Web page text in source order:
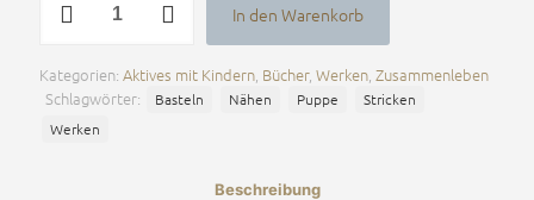
Puppenbuch
In den Warenkorb
Alternative:
Kategorien: Aktives mit Kindern Bücher, Werken Zusammenleben
Schlagwörter:
Basteln Nähen Puppe
Stricken
Werken
Beschreibung